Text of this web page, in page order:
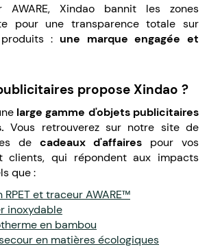
Xindao bannit les zones
pour une transparence totale sur
: une marque engagée et
propose Xindao ?
large gamme d'objets publicitaires
Vous retrouverez sur notre site de
de cadeaux d'affaires pour vos
clients, qui répondent aux impacts
que :
RPET et traceur AWARE™
inoxydable
en bambou
en matières écologiques